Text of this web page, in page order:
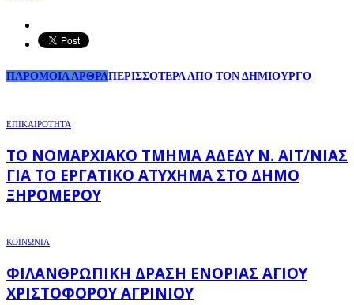
ΠΑΡΟΜΟΙΑ ΑΡΘΡΑΠΕΡΙΣΣΟΤΕΡΑ ΑΠΟ ΤΟΝ ΔΗΜΙΟΥΡΓΟ
ΕΠΙΚΑΙΡΟΤΗΤΑ
ΤΟ ΝΟΜΑΡΧΙΑΚΌ ΤΜΉΜΑ ΑΔΕΔΥ Ν. ΑΙΤ/ΝΊΑΣ
ΓΙΑ ΤΟ ΕΡΓΑΤΙΚΌ ΑΤΎΧΗΜΑ ΣΤΟ ΔΉΜΟ
ΞΗΡΟΜΈΡΟΥ
ΚΟΙΝΩΝΙΑ
ΦΙΛΑΝΘΡΩΠΙΚΉ ΔΡΆΣΗ ΕΝΟΡΊΑΣ ΑΓΊΟΥ
ΧΡΙΣΤΟΦΌΡΟΥ ΑΓΡΙΝΊΟΥ